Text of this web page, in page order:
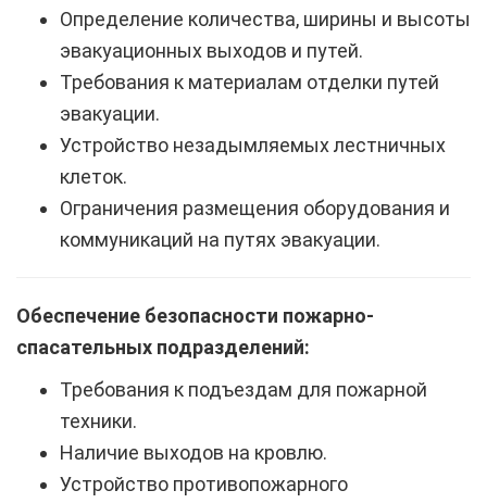
Определение количества, ширины и высоты
эвакуационных выходов и путей.
Требования к материалам отделки путей
эвакуации.
Устройство незадымляемых лестничных
клеток.
Ограничения размещения оборудования и
коммуникаций на путях эвакуации.
Обеспечение безопасности пожарно-
спасательных подразделений:
Требования к подъездам для пожарной
техники.
Наличие выходов на кровлю.
Устройство противопожарного